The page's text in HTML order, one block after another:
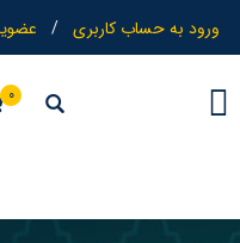
ورود به حساب کاربری / عضویت